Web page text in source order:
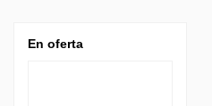
En oferta